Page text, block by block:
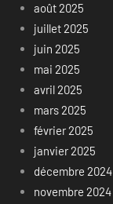
août 2025
juillet 2025
juin 2025
mai 2025
avril 2025
mars 2025
février 2025
janvier 2025
décembre 2024
novembre 2024